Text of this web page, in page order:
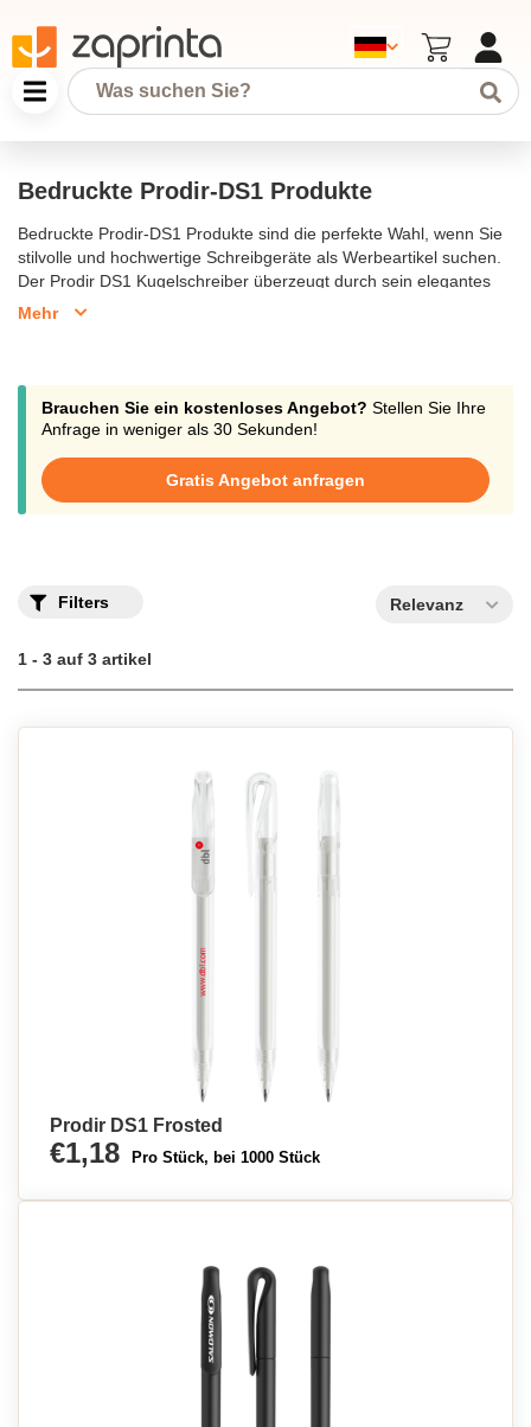
Bedruckte Prodir-DS1 Produkte
Bedruckte Prodir-DS1 Produkte sind die perfekte Wahl, wenn Sie
stilvolle und hochwertige Schreibgeräte als Werbeartikel suchen.
Der Prodir DS1 Kugelschreiber überzeugt durch sein elegantes
und schlankes Design, das durch den hochwertigen Kunststoff
Prodir DS1 ist ein echter Klassiker des Schreibgerätedesigns und
eignet sich ideal, um Ihre Marke stilvoll zu präsentieren.
Mehr
Brauchen Sie ein kostenloses Angebot? Stellen Sie Ihre
Anfrage in weniger als 30 Sekunden!
Gratis Angebot anfragen
Filters Relevanz
1 - 3 auf 3 artikel
Prodir DS1 Frosted
€1,18 Pro Stück, bei 1000 Stück